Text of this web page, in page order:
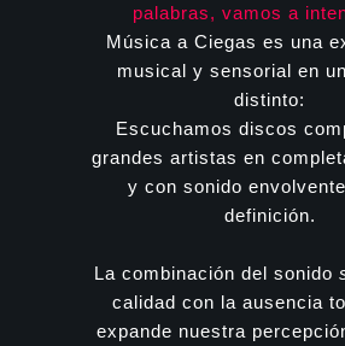
palabras, vamos a
Música a Ciegas es una
musical y sensorial en
distinto:
Escuchamos discos
grandes artistas en
y con sonido
definición.
La combinación del sonido
calidad con la ausencia
expande nuestra